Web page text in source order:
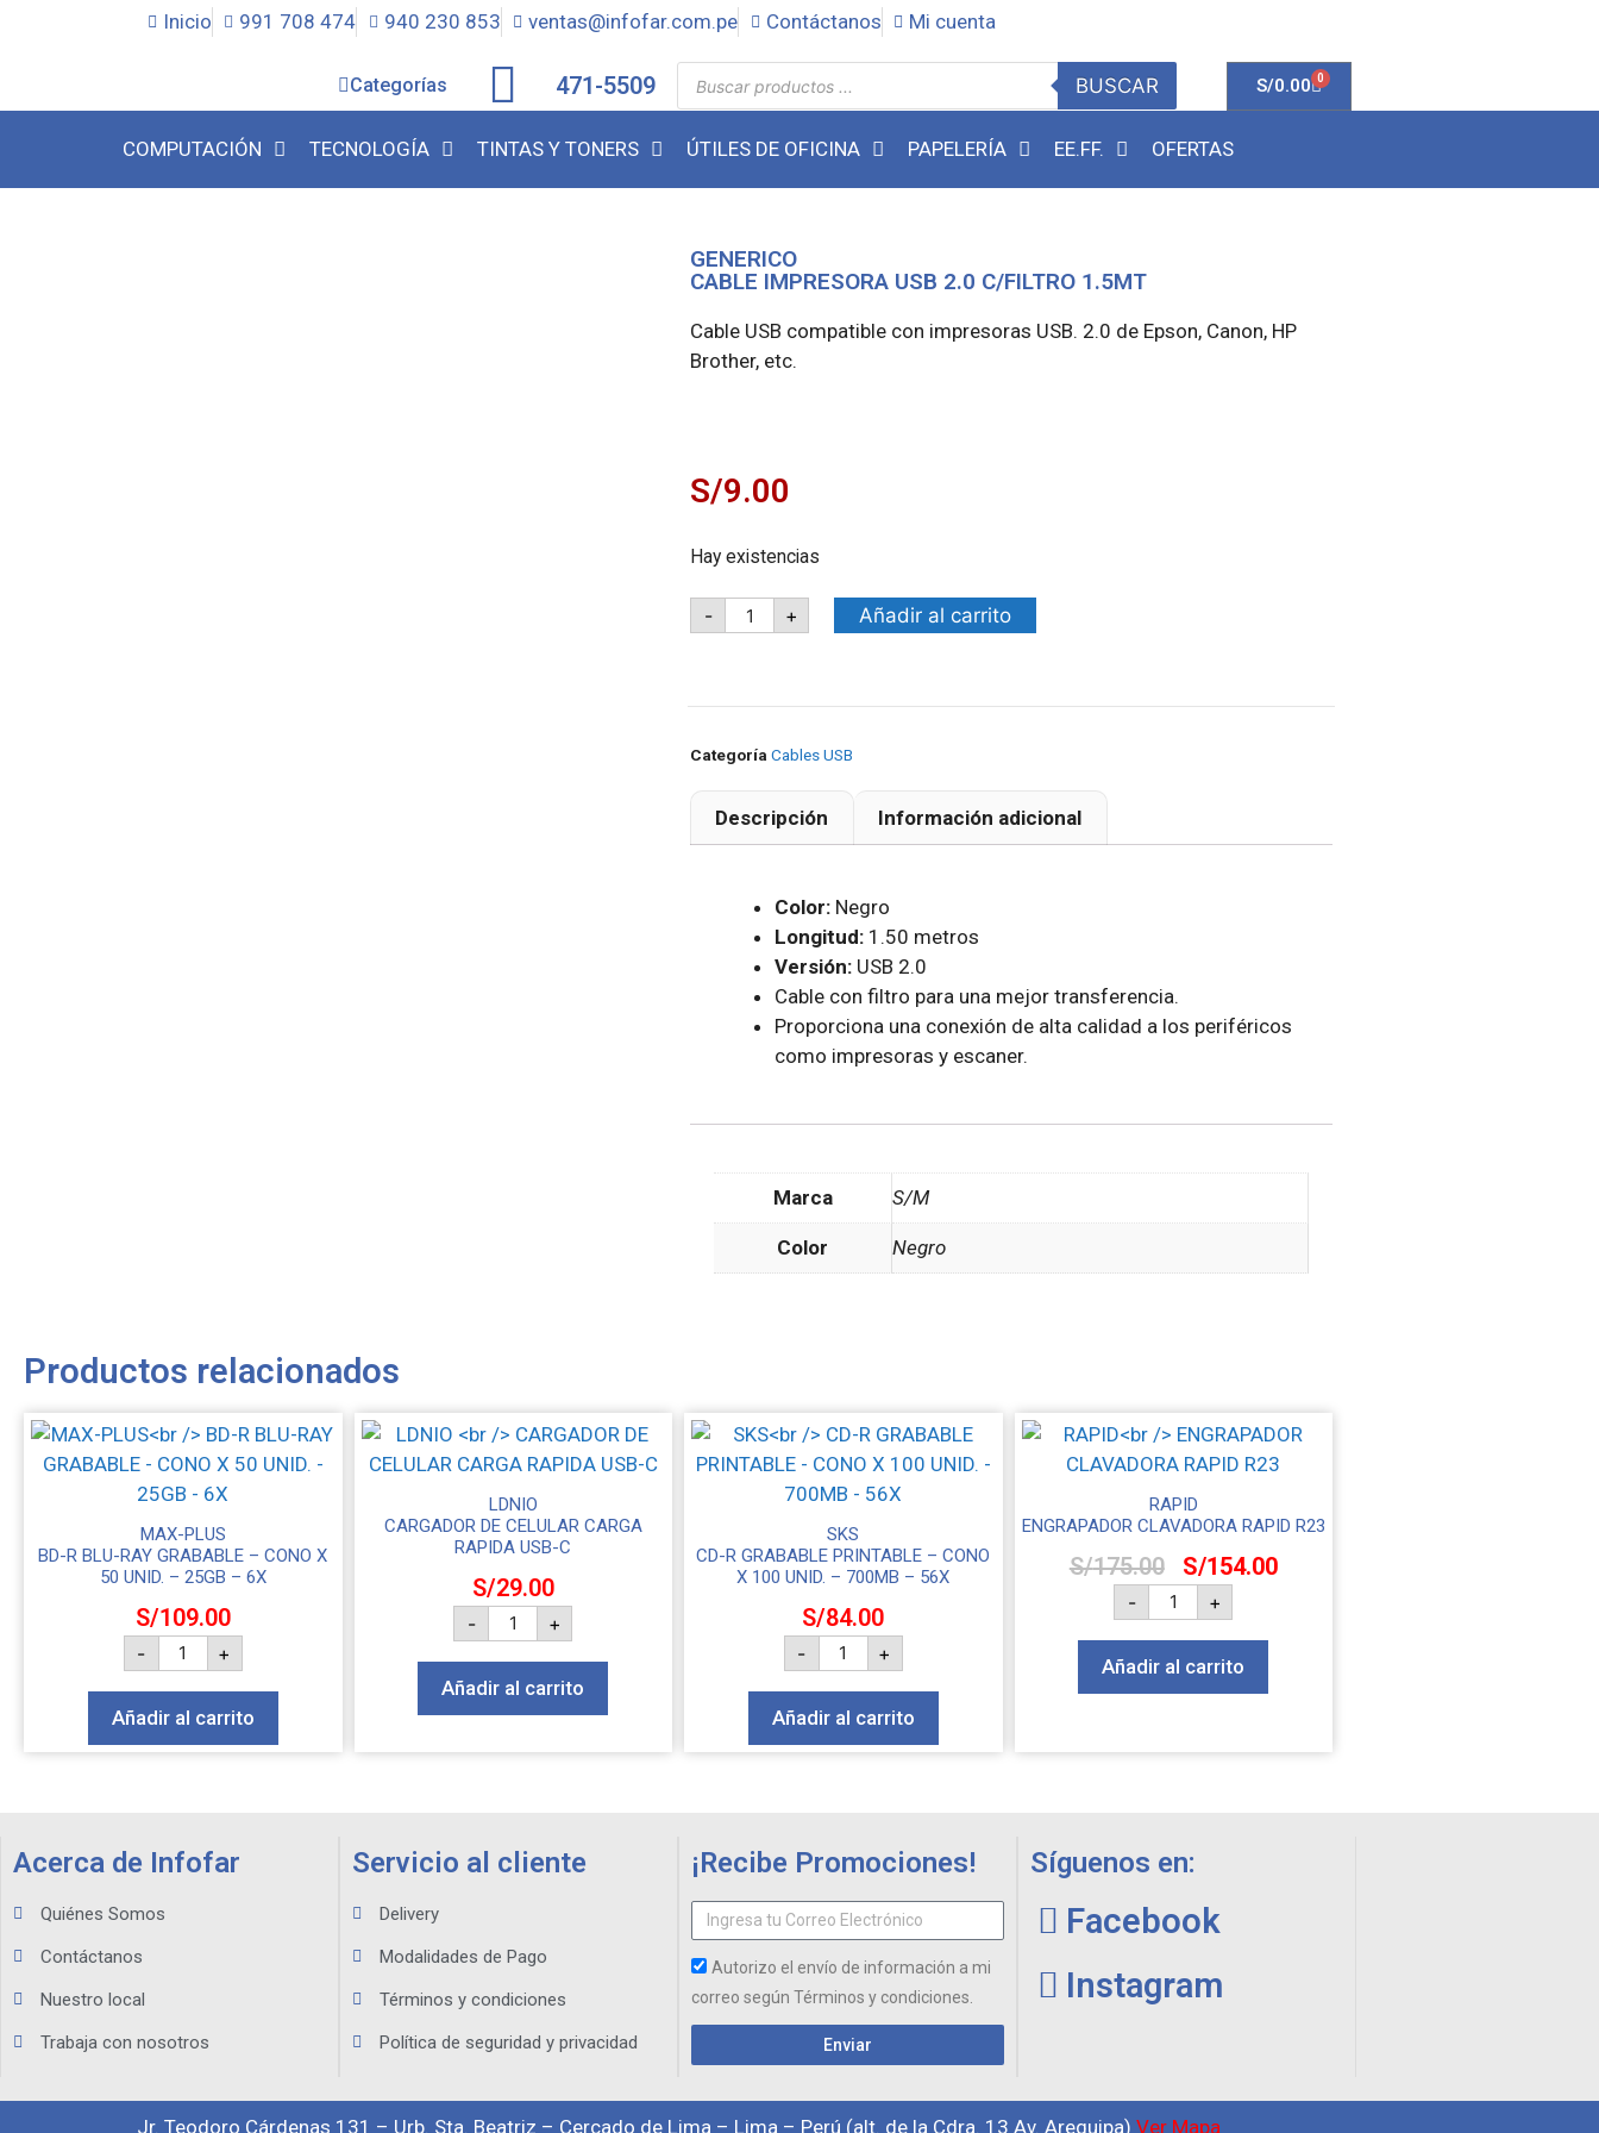
Inicio 991 708 474 940 230 853 ventas@infofar.com.pe Contáctanos Mi cuenta
Categorías 471-5509 BUSCAR S/0.00 0
COMPUTACIÓN TECNOLOGÍA TINTAS Y TONERS ÚTILES DE OFICINA PAPELERÍA EE.FF. OFERTAS
GENERICO
CABLE IMPRESORA USB 2.0 C/FILTRO 1.5MT
Cable USB compatible con impresoras USB. 2.0 de Epson, Canon, HP
Brother, etc.
S/9.00
Hay existencias
- + Añadir al carrito
Categoría Cables USB
Descripción Información adicional
Color: Negro
Longitud: 1.50 metros
Versión: USB 2.0
Cable con filtro para una mejor transferencia.
Proporciona una conexión de alta calidad a los periféricos
como impresoras y escaner.
Marca S/M
Color Negro
Productos relacionados
MAX-PLUS
BD-R BLU-RAY GRABABLE – CONO X
50 UNID. – 25GB – 6X
S/109.00
- +
Añadir al carrito
LDNIO
CARGADOR DE CELULAR CARGA
RAPIDA USB-C
S/29.00
- +
Añadir al carrito
SKS
CD-R GRABABLE PRINTABLE – CONO
X 100 UNID. – 700MB – 56X
S/84.00
- +
Añadir al carrito
RAPID
ENGRAPADOR CLAVADORA RAPID R23
S/175.00 S/154.00
- +
Añadir al carrito
Acerca de Infofar
Quiénes Somos
Contáctanos
Nuestro local
Trabaja con nosotros
Servicio al cliente
Delivery
Modalidades de Pago
Términos y condiciones
Política de seguridad y privacidad
¡Recibe Promociones!
Autorizo el envío de información a mi
correo según Términos y condiciones.
Enviar
Síguenos en:
Facebook
Instagram
Jr. Teodoro Cárdenas 131 – Urb. Sta. Beatriz – Cercado de Lima – Lima – Perú (alt. de la Cdra. 13 Av. Arequipa) Ver Mapa